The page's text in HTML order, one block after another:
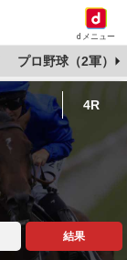
dメニュー
プロ野球（2軍）
4R
結果